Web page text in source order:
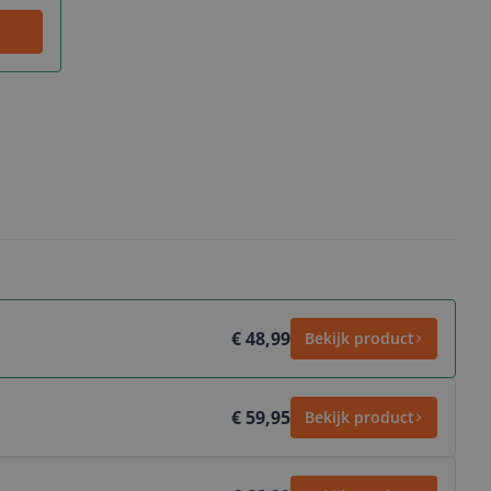
€ 48,99 Bekijk product
€ 59,95 Bekijk product